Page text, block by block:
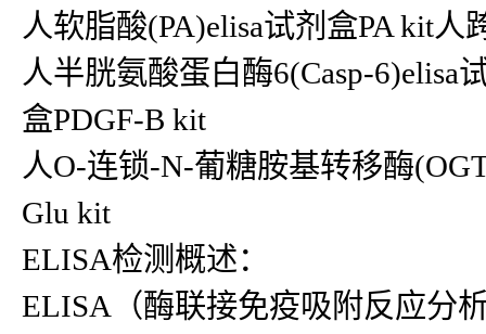
人软脂酸(PA)elisa试剂盒PA kit
人半胱氨酸蛋白酶6(Casp-6)elisa
盒PDGF-B kit
人O-连锁-N-葡糖胺基转移酶
Glu kit
ELISA检测概述：
ELISA（酶联接免疫吸附反应分